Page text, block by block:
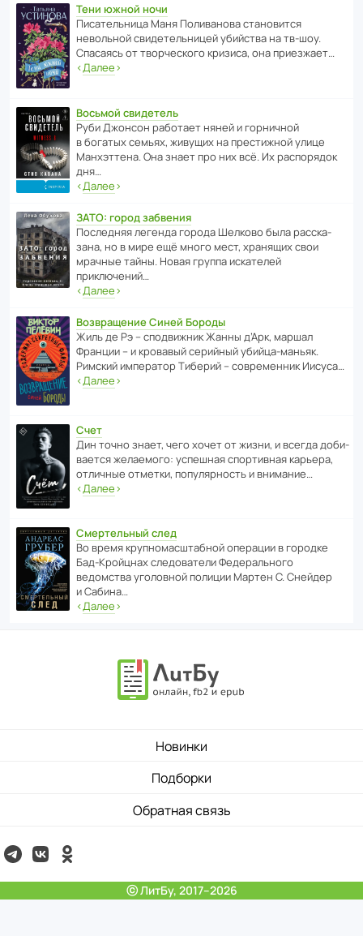
Тени южной ночи
Писа­тель­ница Маня Поли­ва­нова стано­вится
невольной свиде­тель­ницей убийства на тв-шоу.
Спасаясь от твор­че­с­кого кризиса, она приезжает…
‹Далее›
Восьмой свидетель
Руби Джонсон рабо­тает няней и горни­чной
в богатых семьях, живущих на прес­ти­жной улице
Манх­эт­тена. Она знает про них всё. Их распо­рядок
дня…
‹Далее›
ЗАТО: город забвения
После­дняя легенда города Шелково была расска­
зана, но в мире ещё много мест, хранящих свои
мрачные тайны. Новая группа иска­телей
приключений…
‹Далее›
Возвращение Синей Бороды
Жиль де Рэ – спод­ви­жник Жанны д’Арк, маршал
Франции – и кровавый серийный убийца-маньяк.
Римский импе­ратор Тиберий – совре­менник Иисуса…
‹Далее›
Счет
Дин точно знает, чего хочет от жизни, и всегда доби­
ва­ется жела­е­мого: успе­шная спор­ти­вная карьера,
отли­чные отметки, попу­ля­р­ность и внимание…
‹Далее›
Смертельный след
Во время круп­но­мас­ш­та­бной операции в городке
Бад‑Крой­цнах следо­ва­тели Феде­раль­ного
ведомства уголо­вной полиции Мартен С. Снейдер
и Сабина…
‹Далее›
Новинки
Подборки
Обратная связь
ⓒ ЛитБу, 2017–2026